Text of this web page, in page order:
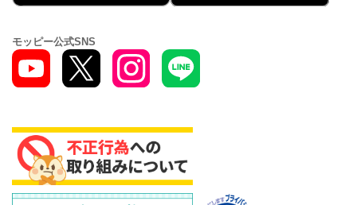
モッピー公式SNS